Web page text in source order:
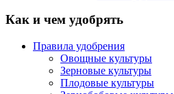
Как и чем удобрять
Правила удобрения
Овощные культуры
Зерновые культуры
Плодовые культуры